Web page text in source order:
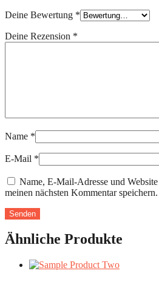
Deine Bewertung *
Deine Rezension *
Name *
E-Mail *
Name, E-Mail-Adresse und
meinen nächsten Kommentar speichern.
Ähnliche Produkte